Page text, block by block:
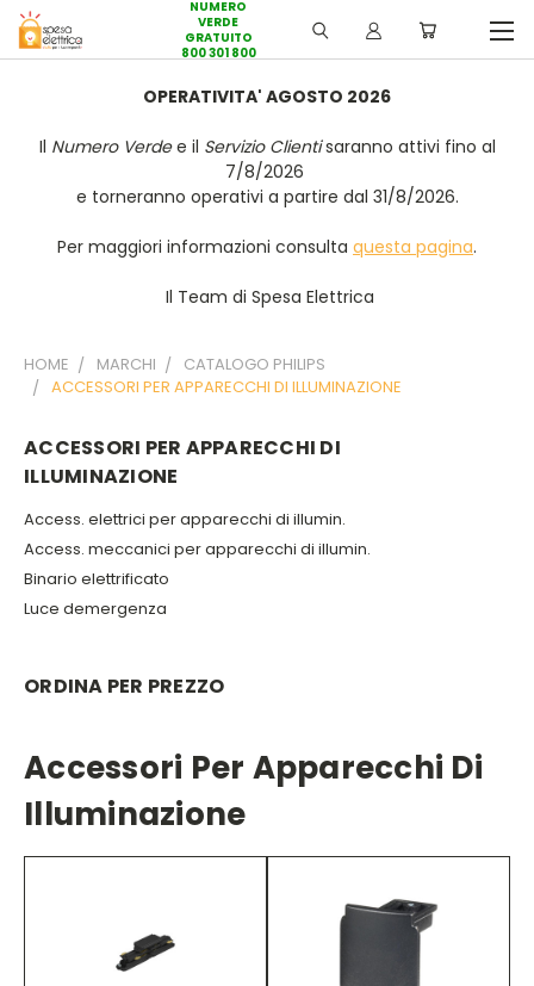
NUMERO
VERDE
GRATUITO
800 301 800
OPERATIVITA' AGOSTO 2026
Il Numero Verdee il Servizio Clientisaranno attivi fino al
7/8/2026
e torneranno operativi a partire dal 31/8/2026.
Per maggiori informazioni consulta questa pagina.
Il Team di Spesa Elettrica
HOME MARCHI
CATALOGO PHILIPS
ACCESSORI PER APPARECCHI DI ILLUMINAZIONE
ACCESSORI PER APPARECCHI DI
ILLUMINAZIONE
Access. elettrici per apparecchi di illumin.
Access. meccanici per apparecchi di illumin.
Binario elettrificato
Luce demergenza
ORDINA PER PREZZO
Accessori Per Apparecchi Di
Illuminazione